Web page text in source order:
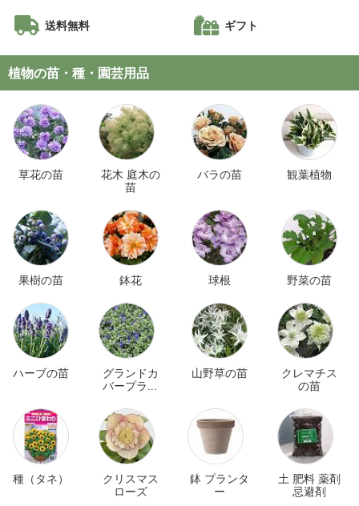
送料無料 ギフト
植物の苗・種・園芸用品
草花の苗
花木 庭木の
苗
バラの苗 観葉植物
果樹の苗 鉢花 球根 野菜の苗
ハーブの苗
グランドカ
バープラン
山野草の苗
クレマチス
の苗
種（タネ）
クリスマス
ローズ
鉢 プランタ
ー
土 肥料 薬剤
忌避剤